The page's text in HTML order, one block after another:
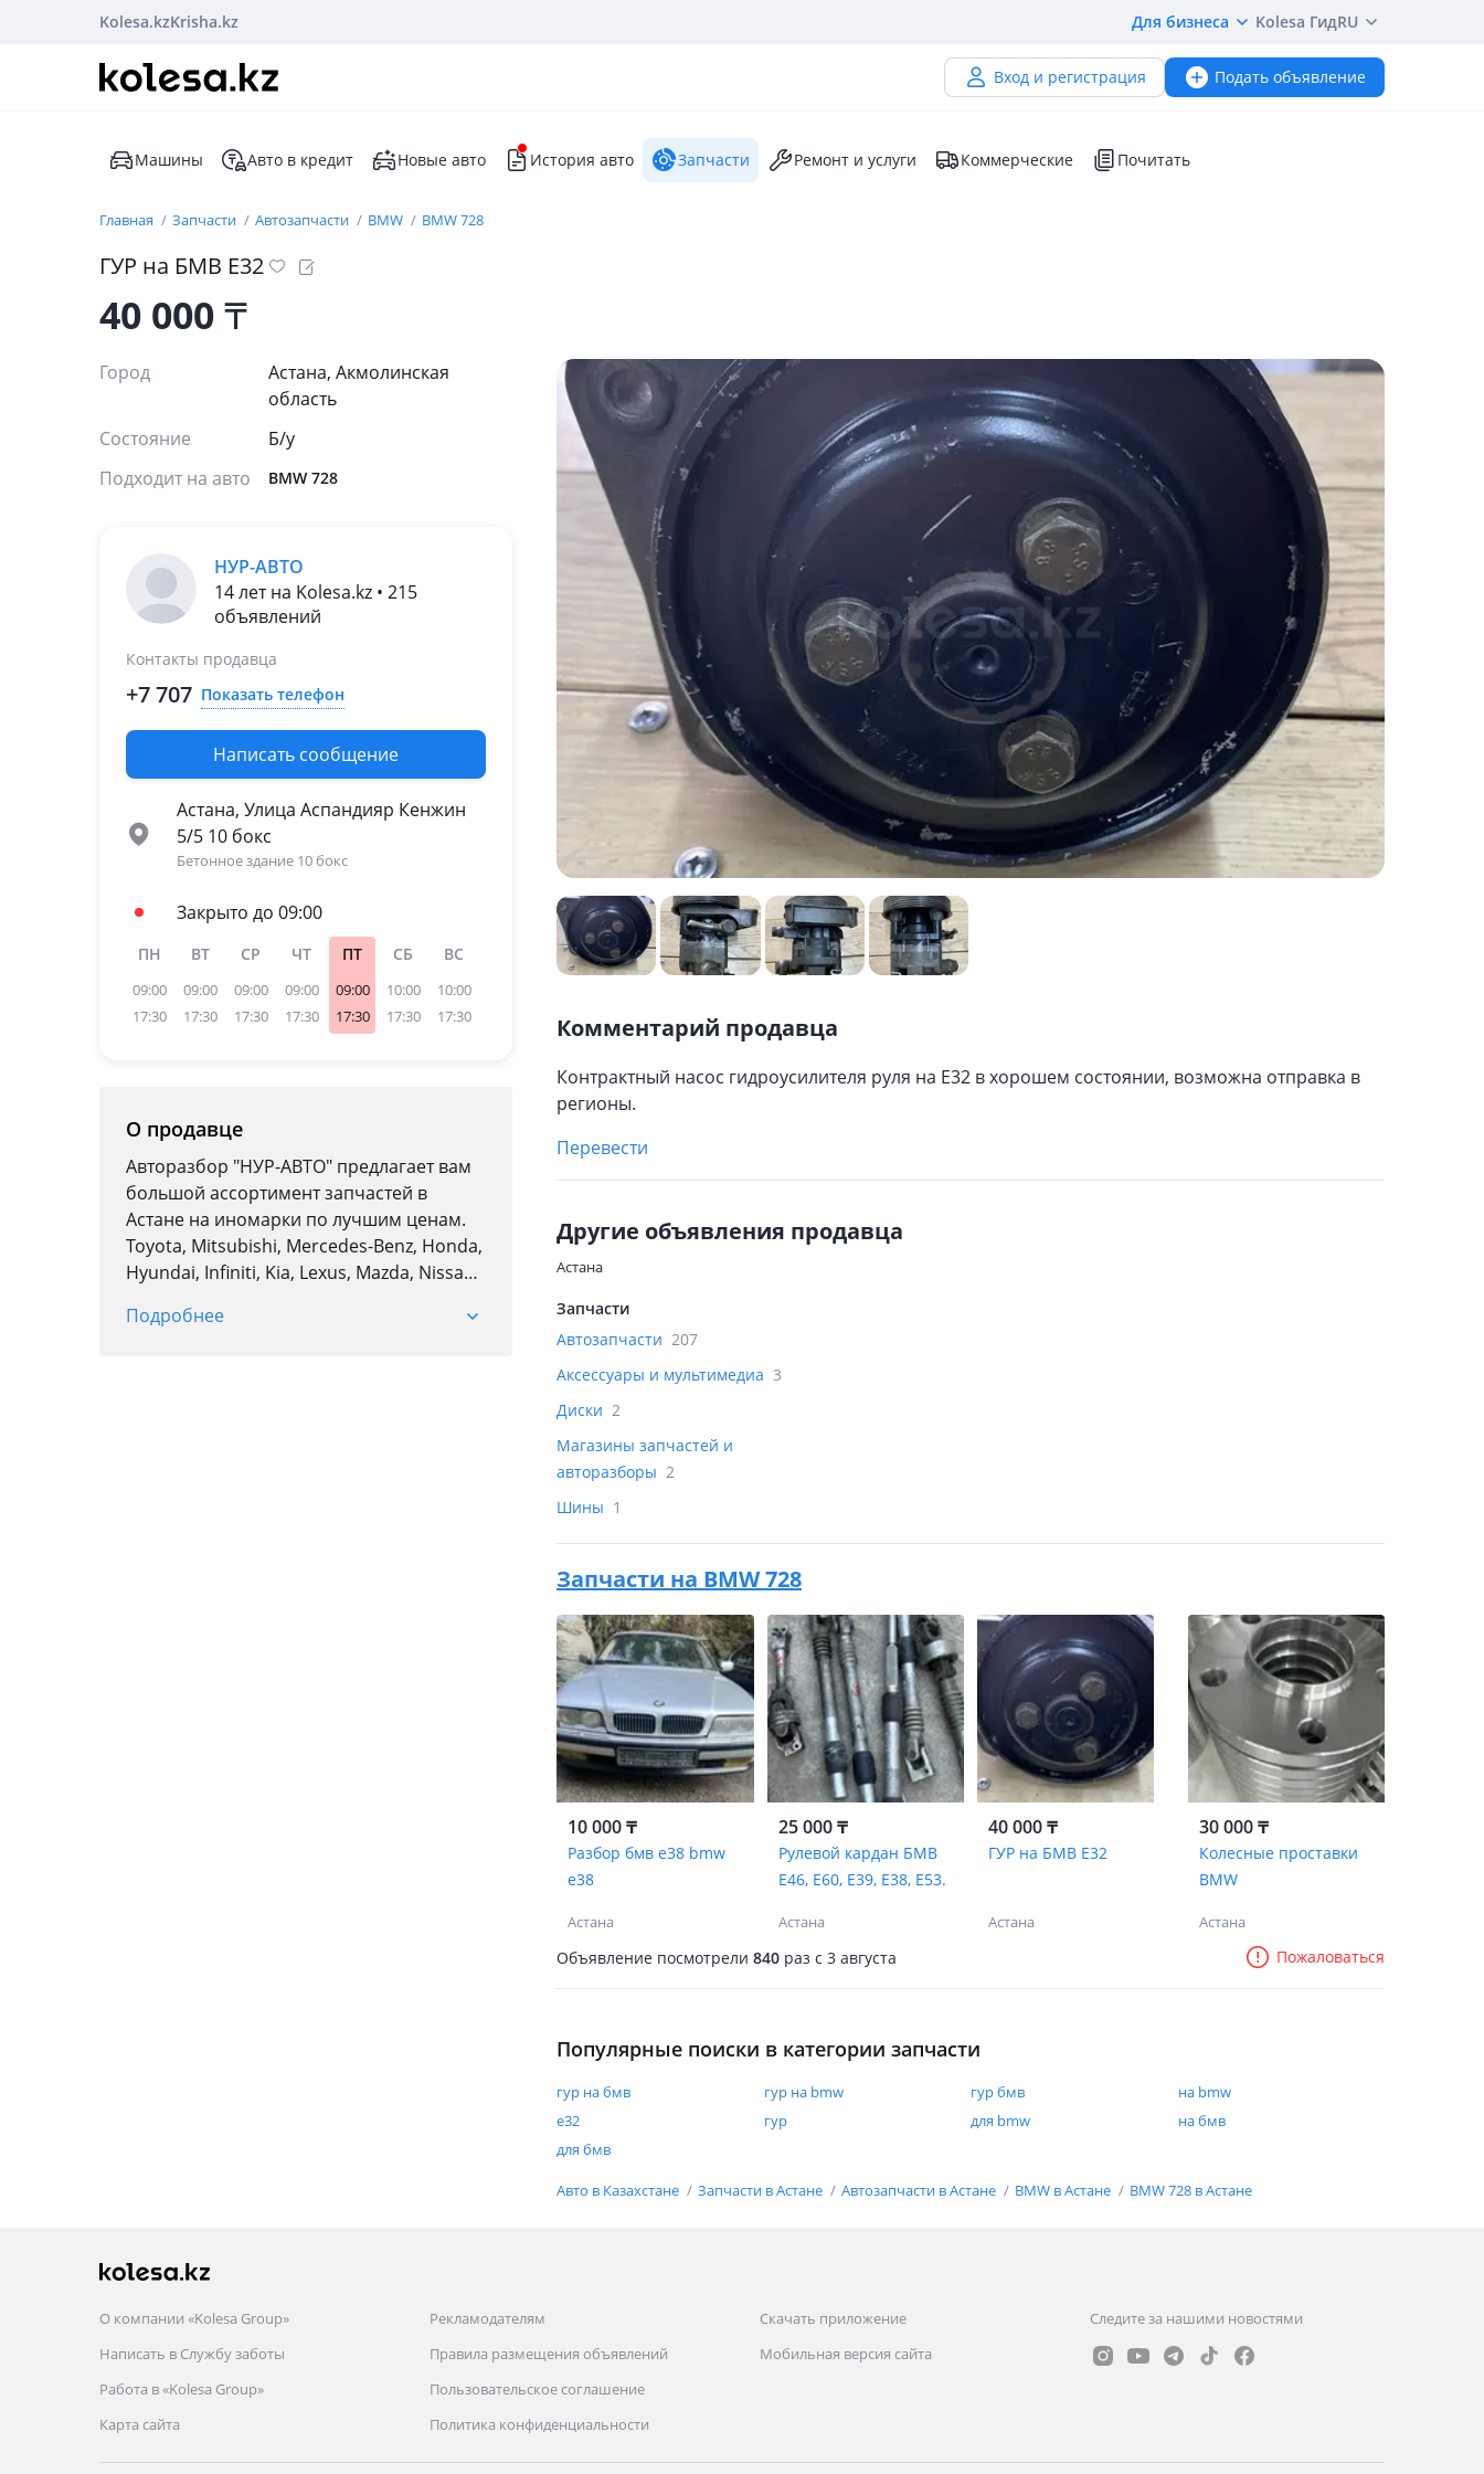
Kolesa.kzKrisha.kz Для бизнеса Kolesa ГидRU
Вход и регистрация Подать объявление
Машины Авто в кредит Новые авто История авто Запчасти Ремонт и услуги Коммерческие Почитать
Главная Запчасти Автозапчасти BMW BMW 728
ГУР на БМВ Е32
40 000₸
Город
Астана, Акмолинская
область
Состояние
Б/y
Подходит на авто
BMW 728
НУР-АВТО
14 лет на Kolesa.kz • 215
объявлений
Контакты продавца
+7 707 Показать телефон
Написать сообщение
Астана, Улица Аспандияр Кенжин
5/5 10 бокс
Бетонное здание 10 бокс
Закрыто до 09:00
ПН
09:00
17:30
ВТ
09:00
17:30
СР
09:00
17:30
ЧТ
09:00
17:30
ПТ
09:00
17:30
СБ
10:00
17:30
ВС
10:00
17:30
О продавце
Авторазбор "НУР-АВТО" предлагает вам
большой ассортимент запчастей в
Астане на иномарки по лучшим ценам.
Toyota, Mitsubishi, Mercedes-Benz, Honda,
Hyundai, Infiniti, Kia, Lexus, Mazda, Nissan,
У нас вы можете найти даже самые
Подробнее
Комментарий продавца
Контрактный насос гидроусилителя руля на Е32 в хорошем состоянии, возможна отправка в
регионы.
Перевести
Другие объявления продавца
Астана
Запчасти
Автозапчасти 207
Аксессуары и мультимедиа 3
Диски 2
Магазины запчастей и
авторазборы 2
Шины 1
Запчасти на BMW 728
10 000 ₸
Разбор бмв е38 bmw
e38
Астана
25 000 ₸
Рулевой кардан БМВ
Е46, Е60, Е39, Е38, Е53.
Астана
40 000 ₸
ГУР на БМВ Е32
Астана
30 000 ₸
Колесные проставки
BMW
Астана
Объявление посмотрели 840 раз c 3 августа Пожаловаться
Популярные поиски в категории запчасти
гур на бмв гур на bmw гур бмв
на bmw
е32
гур для bmw
на бмв
для бмв
Авто в Казахстане Запчасти в Астане Автозапчасти в Астане BMW в Астане BMW 728 в Астане
О компании «Kolesa Group»
Написать в Службу заботы
Работа в «Kolesa Group»
Карта сайта
Рекламодателям
Правила размещения объявлений
Пользовательское соглашение
Политика конфиденциальности
Скачать приложение
Мобильная версия сайта
Следите за нашими новостями